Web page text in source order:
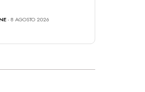
- 8 AGOSTO 2026